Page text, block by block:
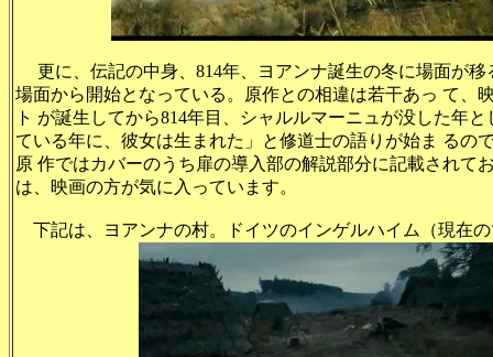
更に、伝記の中身、814年、ヨアンナ誕生の冬に場面が移
場面から開始となっている。原作との相違は若干あっ て、
ト が誕生してから814年目、シャルルマーニュが没した年
ている年に、彼女は生まれた」と修道士の語りが始ま るの
原 作ではカバーのうち扉の導入部の解説部分に記載されて
は、映画の方が気に入っています。
下記は、ヨアンナの村。ドイツのインゲルハイム（現在